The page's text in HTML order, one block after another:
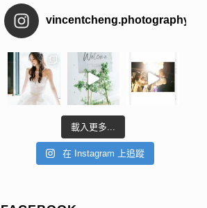
vincentcheng.photography
載入更多...
在 Instagram 上追蹤